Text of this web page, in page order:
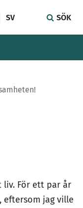
SV SÖK
liv. För ett par år
eftersom jag ville